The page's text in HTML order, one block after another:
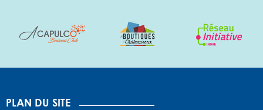
PLAN DU SITE